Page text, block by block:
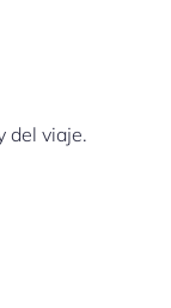
del viaje.